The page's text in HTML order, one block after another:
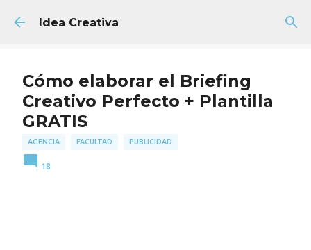
Ir al contenido principal
Idea Creativa
Cómo elaborar el Briefing
Creativo Perfecto + Plantilla
GRATIS
AGENCIA FACULTAD PUBLICIDAD
18